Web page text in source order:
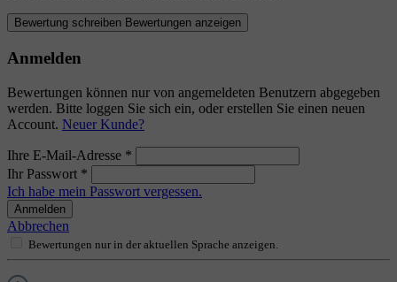
Bewertung schreiben Bewertungen anzeigen
Anmelden
Bewertungen können nur von angemeldeten Benutzern abgegeben
werden. Bitte loggen Sie sich ein, oder erstellen Sie einen neuen
Account. Neuer Kunde?
Ihre E-Mail-Adresse *
Ihr Passwort *
Ich habe mein Passwort vergessen.
Anmelden
Abbrechen
Bewertungen nur in der aktuellen Sprache anzeigen.